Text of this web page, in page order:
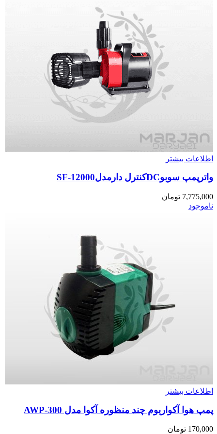
اطلاعات بیشتر
واترپمپ سوبوDCکنترل دارمدلSF-12000
7,775,000 تومان
ناموجود
اطلاعات بیشتر
پمپ هوا آکواریوم چند منظوره آکوا مدل AWP-300
170,000 تومان